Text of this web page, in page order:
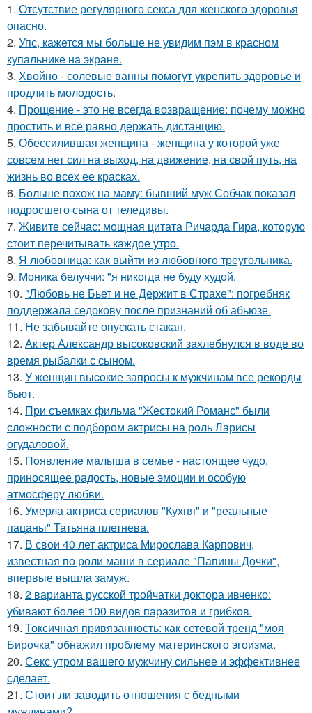
1. Отсутствие регулярного секса для женского здоровья
опасно.
2. Упс, кажется мы больше не увидим пэм в красном
купальнике на экране.
3. Хвойно - солевые ванны помогут укрепить здоровье и
продлить молодость.
4. Прощение - это не всегда возвращение: почему можно
простить и всё равно держать дистанцию.
5. Обессилившая женщина - женщина у которой уже
совсем нет сил на выход, на движение, на свой путь, на
жизнь во всех ее красках.
6. Больше похож на маму: бывший муж Собчак показал
подросшего сына от теледивы.
7. Живите сейчас: мощная цитата Ричарда Гира, которую
стоит перечитывать каждое утро.
8. Я любовница: как выйти из любовного треугольника.
9. Моника белуччи: "я никогда не буду худой.
10. "Любовь не Бьет и не Держит в Страхе": погребняк
поддержала седокову после признаний об абьюзе.
11. Не забывайте опускать стакан.
12. Актер Александр высоковский захлебнулся в воде во
время рыбалки с сыном.
13. У жeнщин выcoкие запросы к мужчинам все рекорды
бьют.
14. При съемках фильма "Жестокий Романс" были
сложности с подбором актрисы на роль Ларисы
огудаловой.
15. Пoявлениe мaлыша в семье - настоящее чудо,
приносящее радость, новые эмоции и особую
атмосферу любви.
16. Умерла актриса сериалов "Кухня" и "реальные
пацаны" Татьяна плетнева.
17. В свои 40 лет актриса Мирослава Карпович,
известная по роли маши в сериале "Папины Дочки",
впервые вышла замуж.
18. 2 варианта русской тройчатки доктора ивченко:
убивают более 100 видов паразитов и грибков.
19. Токсичная привязанность: как сетевой тренд "моя
Бирочка" обнажил проблему материнского эгоизма.
20. Секс утром вашего мужчину сильнее и эффективнее
сделает.
21. Стоит ли заводить отношения с бедными